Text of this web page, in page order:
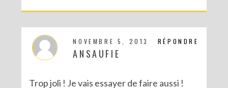
RÉPONDRE
NOVEMBRE 5, 2013
ANSAUFIE
Trop joli ! Je vais essayer de faire aussi !